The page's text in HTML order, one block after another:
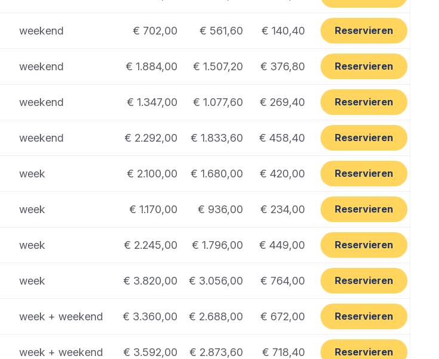
weekend € 702,00 € 561,60 € 140,40 Reservieren
weekend € 1.884,00 € 1.507,20 € 376,80 Reservieren
weekend € 1.347,00 € 1.077,60 € 269,40 Reservieren
weekend € 2.292,00 € 1.833,60 € 458,40 Reservieren
week € 2.100,00 € 1.680,00 € 420,00 Reservieren
week € 1.170,00 € 936,00 € 234,00 Reservieren
week € 2.245,00 € 1.796,00 € 449,00 Reservieren
week € 3.820,00 € 3.056,00 € 764,00 Reservieren
week + weekend € 3.360,00 € 2.688,00 € 672,00 Reservieren
week + weekend € 3.592,00 € 2.873,60 € 718,40 Reservieren